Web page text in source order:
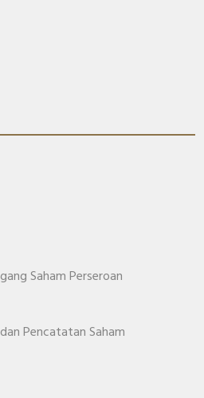
Saham Perseroan
Pencatatan Saham